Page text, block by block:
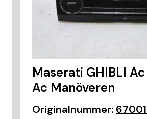
Maserati GHIBLI
Ac Manöveren
Originalnummer: